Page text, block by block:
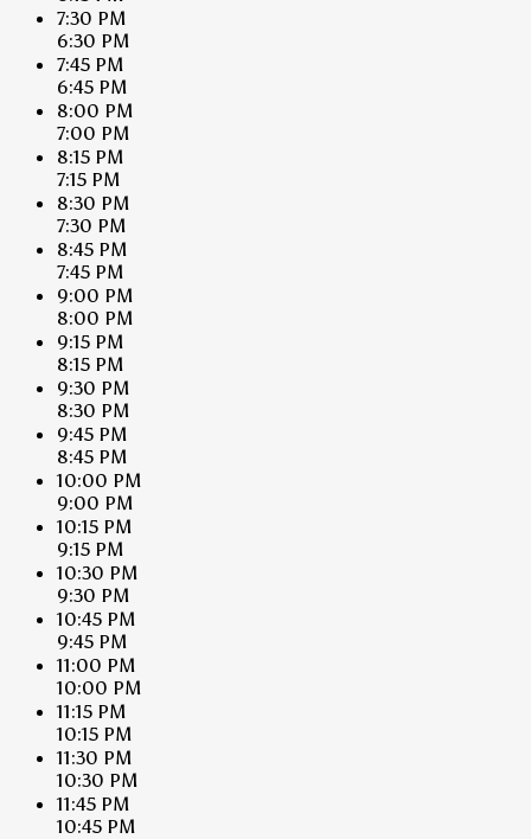
7:30 PM
6:30 PM
7:45 PM
6:45 PM
8:00 PM
7:00 PM
8:15 PM
7:15 PM
8:30 PM
7:30 PM
8:45 PM
7:45 PM
9:00 PM
8:00 PM
9:15 PM
8:15 PM
9:30 PM
8:30 PM
9:45 PM
8:45 PM
10:00 PM
9:00 PM
10:15 PM
9:15 PM
10:30 PM
9:30 PM
10:45 PM
9:45 PM
11:00 PM
10:00 PM
11:15 PM
10:15 PM
11:30 PM
10:30 PM
11:45 PM
10:45 PM